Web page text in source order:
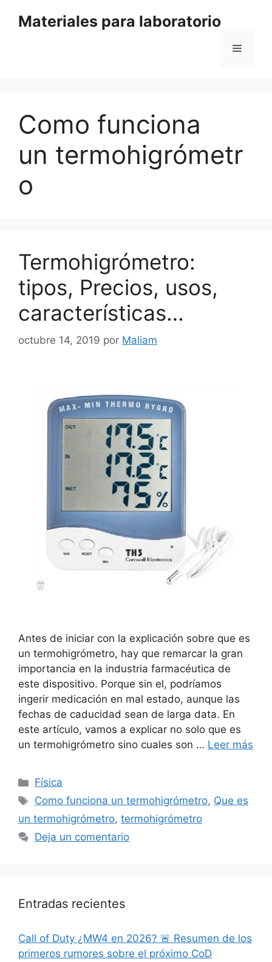
Materiales para laboratorio
Menú
Como funciona
un termohigrómetr
o
Termohigrómetro:
tipos, Precios, usos,
características…
octubre 14, 2019 por Maliam
Antes de iniciar con la explicación sobre que es
un termohigrómetro, hay que remarcar la gran
importancia en la industria farmacéutica de
este dispositivo. Porque sin el, podríamos
ingerir medicación en mal estado, aunque las
fechas de caducidad sean de larga data. En
este artículo, vamos a explicar no solo que es
un termohigrómetro sino cuales son … Leer más
Categorías
Física
Etiquetas
Como funciona un termohigrómetro, Que es
un termohigrómetro, termohigrómetro
Deja un comentario
Entradas recientes
Call of Duty ¿MW4 en 2026? 🚨 Resumen de los
primeros rumores sobre el próximo CoD